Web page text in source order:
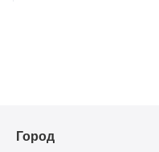
Город